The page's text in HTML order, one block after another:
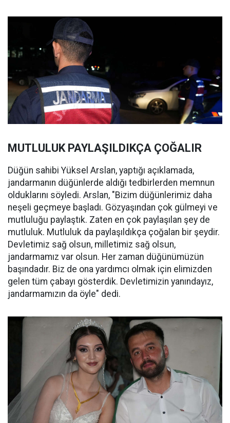
MUTLULUK PAYLAŞILDIKÇA ÇOĞALIR
Düğün sahibi Yüksel Arslan, yaptığı açıklamada,
jandarmanın düğünlerde aldığı tedbirlerden memnun
olduklarını söyledi. Arslan, "Bizim düğünlerimiz daha
neşeli geçmeye başladı. Gözyaşından çok gülmeyi ve
mutluluğu paylaştık. Zaten en çok paylaşılan şey de
mutluluk. Mutluluk da paylaşıldıkça çoğalan bir şeydir.
Devletimiz sağ olsun, milletimiz sağ olsun,
jandarmamız var olsun. Her zaman düğünümüzün
başındadır. Biz de ona yardımcı olmak için elimizden
gelen tüm çabayı gösterdik. Devletimizin yanındayız,
jandarmamızın da öyle" dedi.